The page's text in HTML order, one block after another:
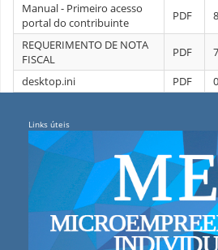
Manual - Primeiro acesso
portal do contribuinte
PDF
REQUERIMENTO DE NOTA
FISCAL
PDF
desktop.ini
PDF
Links úteis